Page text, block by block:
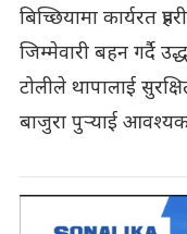
बिच्छियामा कार्यरत
जिम्मेवारी बहन गर्दै
टोलीले थापालाई
बाजुरा पुर्‍याई आवश्यक